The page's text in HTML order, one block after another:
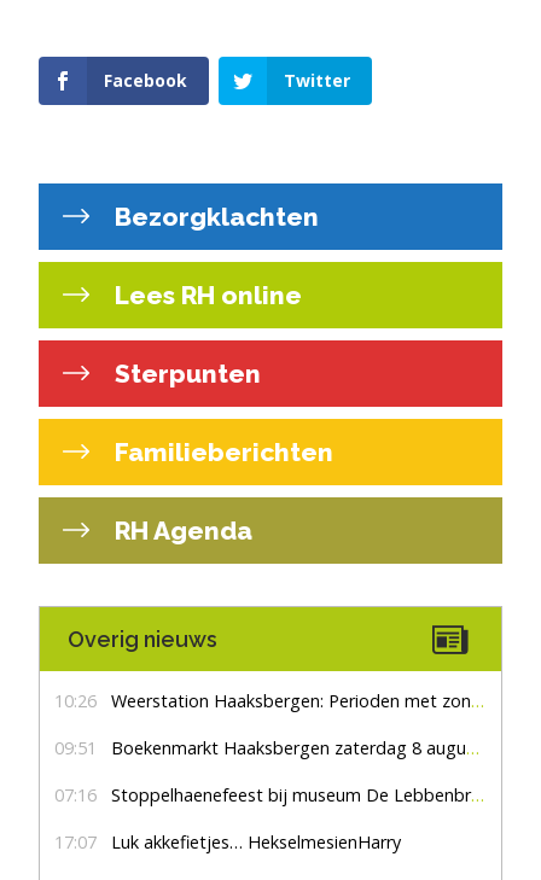
Facebook Twitter
Bezorgklachten
Lees RH online
Sterpunten
Familieberichten
RH Agenda
Overig nieuws
10:26 Weerstation Haaksbergen: Perioden met zon en droog
09:51 Boekenmarkt Haaksbergen zaterdag 8 augustus, marktplein Haaksbergen
07:16 Stoppelhaenefeest bij museum De Lebbenbrugge
17:07 Luk akkefietjes… HekselmesienHarry